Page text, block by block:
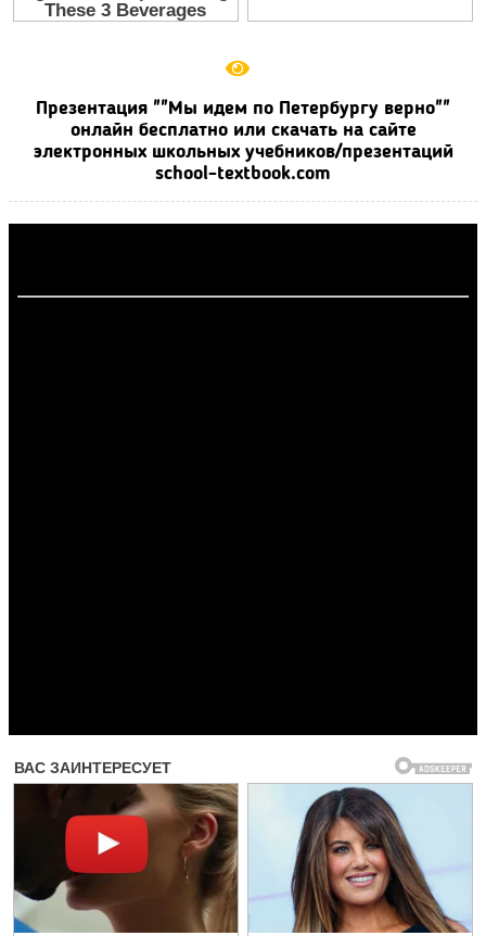
Презентация ""Мы идем по Петербургу верно""
онлайн бесплатно или скачать на сайте
электронных школьных учебников/презентаций
school-textbook.com